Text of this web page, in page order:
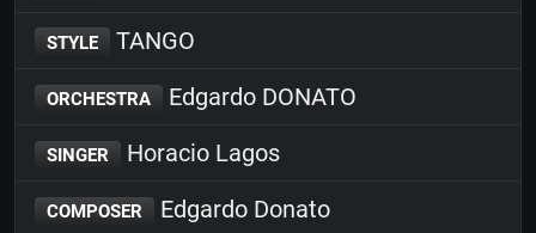
STYLE TANGO
ORCHESTRA Edgardo DONATO
SINGER Horacio Lagos
COMPOSER Edgardo Donato